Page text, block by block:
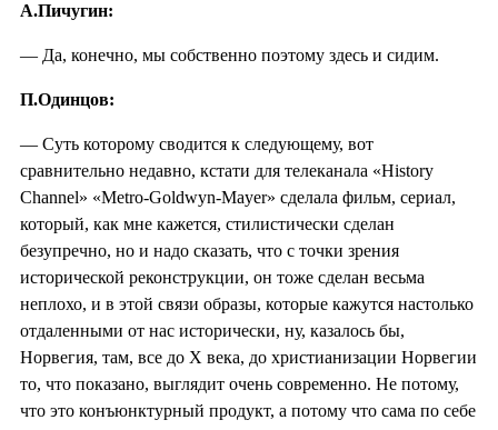
А.Пичугин:
— Да, конечно, мы собственно поэтому здесь и сидим.
П.Одинцов:
— Суть которому сводится к следующему, вот
сравнительно недавно, кстати для телеканала «History
Channel» «Metro-Goldwyn-Mayer» сделала фильм, сериал,
который, как мне кажется, стилистически сделан
безупречно, но и надо сказать, что с точки зрения
исторической реконструкции, он тоже сделан весьма
неплохо, и в этой связи образы, которые кажутся настолько
отдаленными от нас исторически, ну, казалось бы,
Норвегия, там, все до X века, до христианизации Норвегии
то, что показано, выглядит очень современно. Не потому,
что это конъюнктурный продукт, а потому что сама по себе